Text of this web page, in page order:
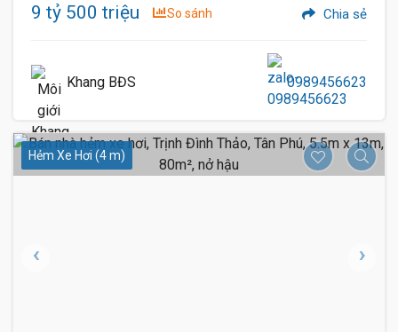
9 tỷ 500 triệu So sánh Chia sẻ
Khang BĐS 0989456623
Hẻm Xe Hơi (4 m)